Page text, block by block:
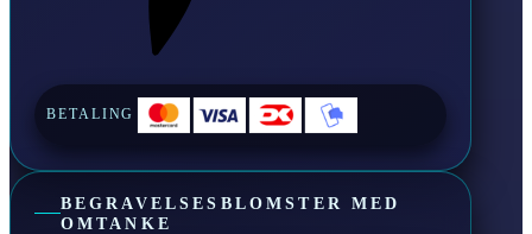
BETALING
BEGRAVELSESBLOMSTER MED
OMTANKE